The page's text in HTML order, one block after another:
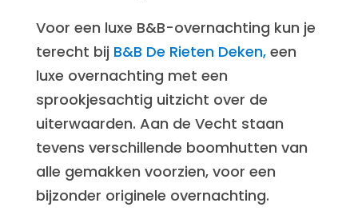
Voor een luxe B&B-overnachting kun je
terecht bij B&B De Rieten Deken,een
luxe overnachting met een
sprookjesachtig uitzicht over de
uiterwaarden. Aan de Vecht staan
tevens verschillende boomhutten van
alle gemakken voorzien, voor een
bijzonder originele overnachting.